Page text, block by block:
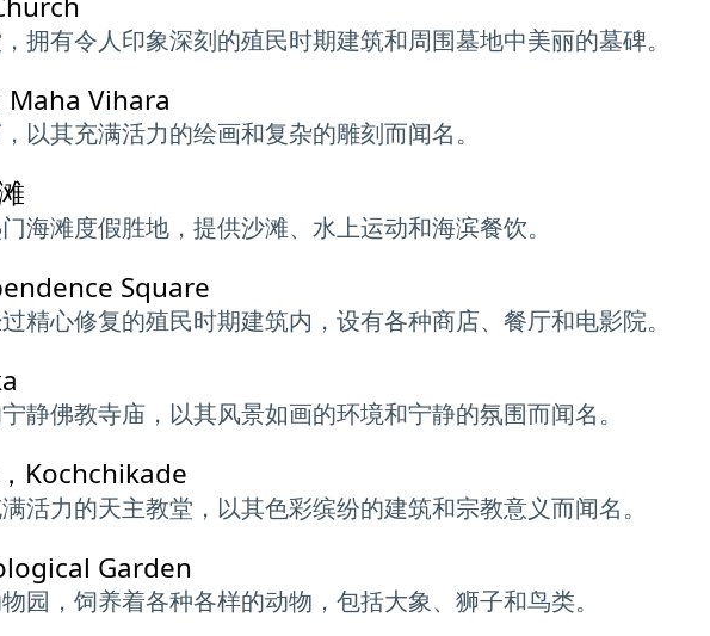
拥有令人印象深刻的殖民时期建筑和周围墓地中美丽的墓碑。
Maha Vihara
以其充满活力的绘画和复杂的雕刻而闻名。
海滩度假胜地，提供沙滩、水上运动和海滨餐饮。
Square
精心修复的殖民时期建筑内，设有各种商店、餐厅和电影院。
静佛教寺庙，以其风景如画的环境和宁静的氛围而闻名。
Kochchikade
活力的天主教堂，以其色彩缤纷的建筑和宗教意义而闻名。
Garden
园，饲养着各种各样的动物，包括大象、狮子和鸟类。